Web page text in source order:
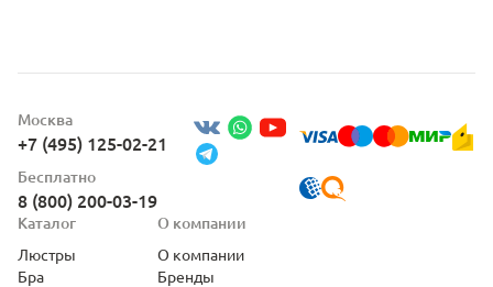
Москва
+7 (495) 125-02-21
Бесплатно
8 (800) 200-03-19
Каталог
Люстры
Бра
О компании
О компании
Бренды